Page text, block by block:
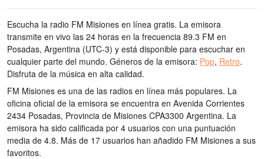
Escucha la radio FM Misiones en línea gratis. La emisora
transmite en vivo las 24 horas en la frecuencia 89.3 FM en
Posadas, Argentina (UTC-3) y está disponible para escuchar en
cualquier parte del mundo. Géneros de la emisora: Pop, Retro.
Disfruta de la música en alta calidad.
FM Misiones es una de las radios en línea más populares. La
oficina oficial de la emisora se encuentra en Avenida Corrientes
2434 Posadas, Provincia de Misiones CPA3300 Argentina. La
emisora ha sido calificada por 4 usuarios con una puntuación
media de 4.8. Más de 17 usuarios han añadido FM Misiones a sus
favoritos.